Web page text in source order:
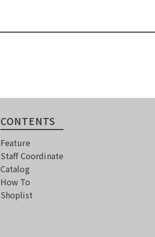
CONTENTS
Feature
Staff Coordinate
Catalog
How To
Shoplist